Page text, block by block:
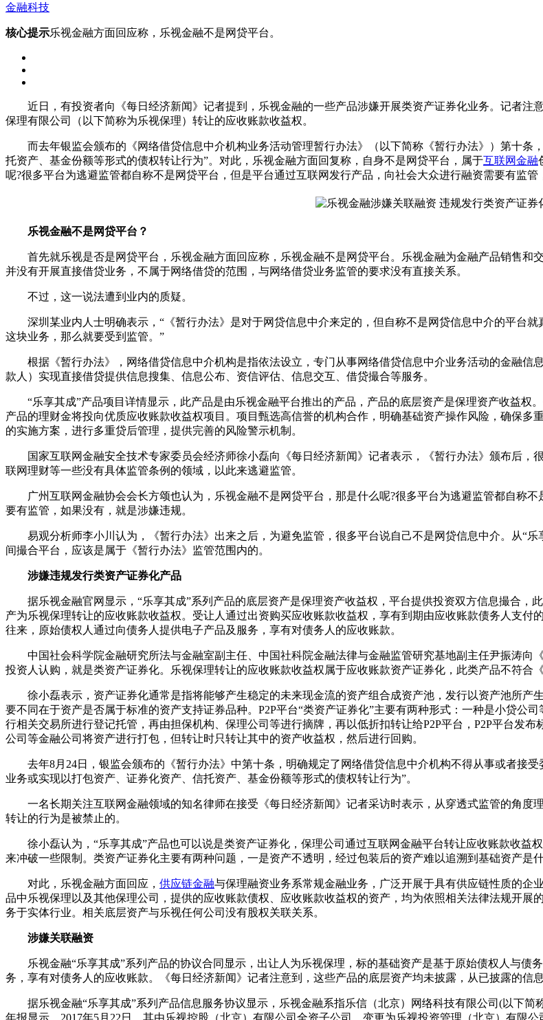
金融科技
核心提示乐视金融方面回应称，乐视金融不是网贷平台。
近日，有投资者向《每日经济新闻》记者提到，乐视金融的一些产品涉嫌开展类资产证券化业务。记者注
保理有限公司（以下简称为乐视保理）转让的应收账款收益权。
而去年银监会颁布的《网络借贷信息中介机构业务活动管理暂行办法》（以下简称《暂行办法》）第十条
托资产、基金份额等形式的债权转让行为”。对此，乐视金融方面回复称，自身不是网贷平台，属于互联网金融
呢?很多平台为逃避监管都自称不是网贷平台，但是平台通过互联网发行产品，向社会大众进行融资需要有监管
乐视金融不是网贷平台？
首先就乐视是否是网贷平台，乐视金融方面回应称，乐视金融不是网贷平台。乐视金融为金融产品销售和
并没有开展直接借贷业务，不属于网络借贷的范围，与网络借贷业务监管的要求没有直接关系。
不过，这一说法遭到业内的质疑。
深圳某业内人士明确表示，“《暂行办法》是对于网贷信息中介来定的，但自称不是网贷信息中介的平台就
这块业务，那么就要受到监管。”
根据《暂行办法》，网络借贷信息中介机构是指依法设立，专门从事网络借贷信息中介业务活动的金融信
款人）实现直接借贷提供信息搜集、信息公布、资信评估、信息交互、借贷撮合等服务。
“乐享其成”产品项目详情显示，此产品是由乐视金融平台推出的产品，产品的底层资产是保理资产收益权
产品的理财金将投向优质应收账款收益权项目。项目甄选高信誉的机构合作，明确基础资产操作风险，确保
的实施方案，进行多重贷后管理，提供完善的风险警示机制。
国家互联网金融安全技术专家委员会经济师徐小磊向《每日经济新闻》记者表示，《暂行办法》颁布后，
联网理财等一些没有具体监管条例的领域，以此来逃避监管。
广州互联网金融协会会长方颂也认为，乐视金融不是网贷平台，那是什么呢?很多平台为逃避监管都自称不
要有监管，如果没有，就是涉嫌违规。
易观分析师李小川认为，《暂行办法》出来之后，为避免监管，很多平台说自己不是网贷信息中介。从“乐
间撮合平台，应该是属于《暂行办法》监管范围内的。
涉嫌违规发行类资产证券化产品
据乐视金融官网显示，“乐享其成”系列产品的底层资产是保理资产收益权，平台提供投资双方信息撮合，
产为乐视保理转让的应收账款收益权。受让人通过出资购买应收账款收益权，享有到期由应收账款债务人支
往来，原始债权人通过向债务人提供电子产品及服务，享有对债务人的应收账款。
中国社会科学院金融研究所法与金融室副主任、中国社科院金融法律与金融监管研究基地副主任尹振涛向
投资人认购，就是类资产证券化。乐视保理转让的应收账款收益权属于应收账款资产证券化，此类产品不符合
徐小磊表示，资产证券化通常是指将能够产生稳定的未来现金流的资产组合成资产池，发行以资产池所产
要不同在于资产是否属于标准的资产支持证券品种。P2P平台“类资产证券化”主要有两种形式：一种是小贷公
行相关交易所进行登记托管，再由担保机构、保理公司等进行摘牌，再以低折扣转让给P2P平台，P2P平台发
公司等金融公司将资产进行打包，但转让时只转让其中的资产收益权，然后进行回购。
去年8月24日，银监会颁布的《暂行办法》中第十条，明确规定了网络借贷信息中介机构不得从事或者接受
业务或实现以打包资产、证券化资产、信托资产、基金份额等形式的债权转让行为”。
一名长期关注互联网金融领域的知名律师在接受《每日经济新闻》记者采访时表示，从穿透式监管的角度
转让的行为是被禁止的。
徐小磊认为，“乐享其成”产品也可以说是类资产证券化，保理公司通过互联网金融平台转让应收账款收益
来冲破一些限制。类资产证券化主要有两种问题，一是资产不透明，经过包装后的资产难以追溯到基础资产是
对此，乐视金融方面回应， 供应链金融与保理融资业务系常规金融业务，广泛开展于具有供应链性质的企
品中乐视保理以及其他保理公司，提供的应收账款债权、应收账款收益权的资产，均为依照相关法律法规开展
务于实体行业。相关底层资产与乐视任何公司没有股权关联关系。
涉嫌关联融资
乐视金融“乐享其成”系列产品的协议合同显示，出让人为乐视保理，标的基础资产是基于原始债权人与债
务，享有对债务人的应收账款。《每日经济新闻》记者注意到，这些产品的底层资产均未披露，从已披露的信
据乐视金融“乐享其成”系列产品信息服务协议显示，乐视金融系指乐信（北京）网络科技有限公司(以下简
年报显示，2017年5月22日，其由乐视控股（北京）有限公司全资子公司，变更为乐视投资管理（北京）有限